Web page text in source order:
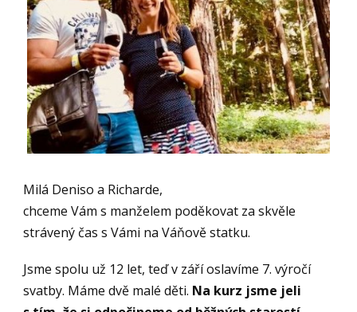
Milá Deniso a Richarde,
chceme Vám s manželem poděkovat za skvěle
strávený čas s Vámi na Váňově statku.
Jsme spolu už 12 let, teď v září oslavíme 7. výročí
svatby. Máme dvě malé děti. Na kurz jsme jeli